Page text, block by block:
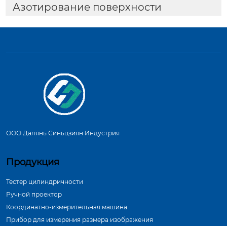
Азотирование поверхности
ООО Далянь Синьцзиян Индустрия
Продукция
Тестер цилиндричности
Ручной проектор
Координатно-измерительная машина
Прибор для измерения размера изображения